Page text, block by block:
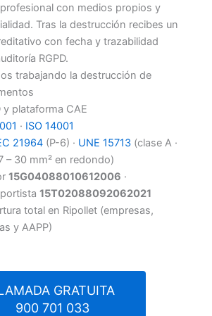
con medios propios y
Tras la destrucción recibes un
con fecha y trazabilidad
RGPD.
trabajando la destrucción de
y plataforma CAE
· ISO 14001
21964(P-6) · UNE 15713(clase A ·
– 30 mm² en redondo)
15G04088010612006 ·
15T02088092062021
total en Ripollet (empresas,
y AAPP)
GRATUITA
900 701 033